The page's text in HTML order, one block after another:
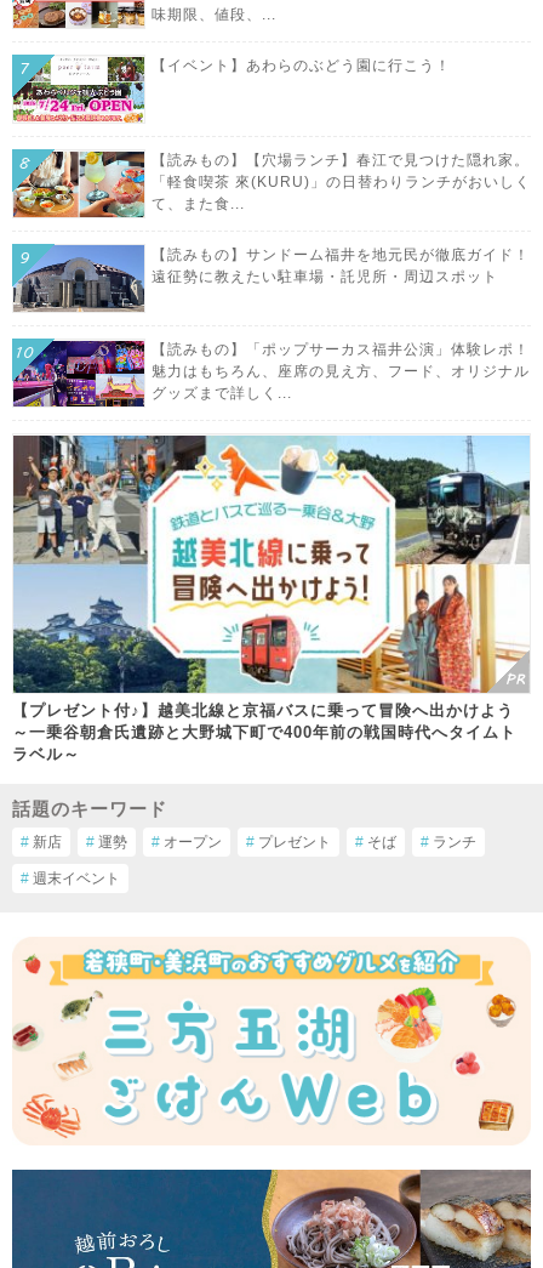
味期限、値段、...
【イベント】あわらのぶどう園に行こう！
【読みもの】【穴場ランチ】春江で見つけた隠れ家。
「軽食喫茶 來(KURU)」の日替わりランチがおいしく
て、また食...
【読みもの】サンドーム福井を地元民が徹底ガイド！
遠征勢に教えたい駐車場・託児所・周辺スポット
【読みもの】「ポップサーカス福井公演」体験レポ！
魅力はもちろん、座席の見え方、フード、オリジナル
グッズまで詳しく...
【プレゼント付♪】越美北線と京福バスに乗って冒険へ出かけよう
～一乗谷朝倉氏遺跡と大野城下町で400年前の戦国時代へタイムト
ラベル～
話題のキーワード
# 新店 # 運勢 # オープン # プレゼント # そば # ランチ
# 週末イベント